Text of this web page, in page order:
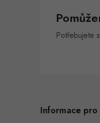
Potřebujete
Informace pro